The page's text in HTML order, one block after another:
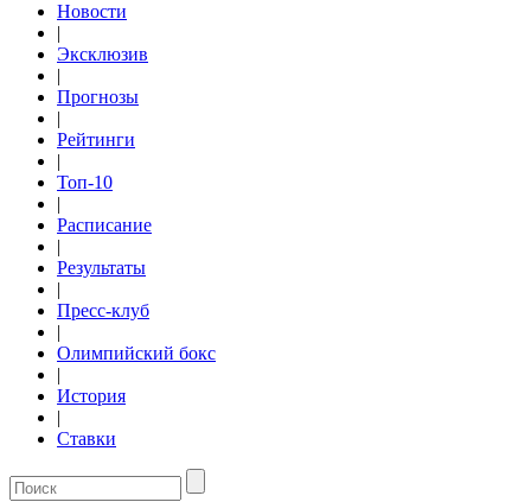
Новости
|
Эксклюзив
|
Прогнозы
|
Рейтинги
|
Топ-10
|
Расписание
|
Результаты
|
Пресс-клуб
|
Олимпийский бокс
|
История
|
Ставки